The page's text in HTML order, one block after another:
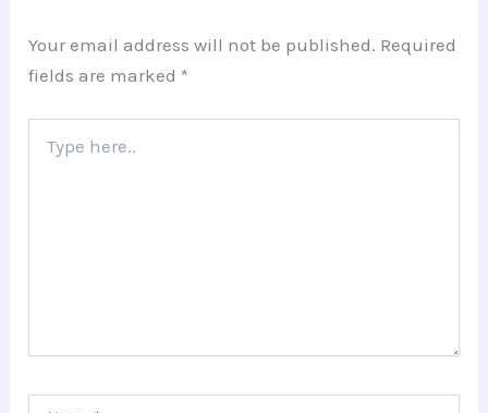
Your email address will not be published. Required
fields are marked *
here..